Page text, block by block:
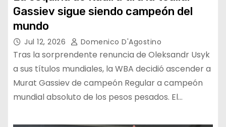
Gassiev sigue siendo campeón del
mundo
Jul 12, 2026 Domenico D'Agostino
Tras la sorprendente renuncia de Oleksandr Usyk
a sus títulos mundiales, la WBA decidió ascender a
Murat Gassiev de campeón Regular a campeón
mundial absoluto de los pesos pesados. El…